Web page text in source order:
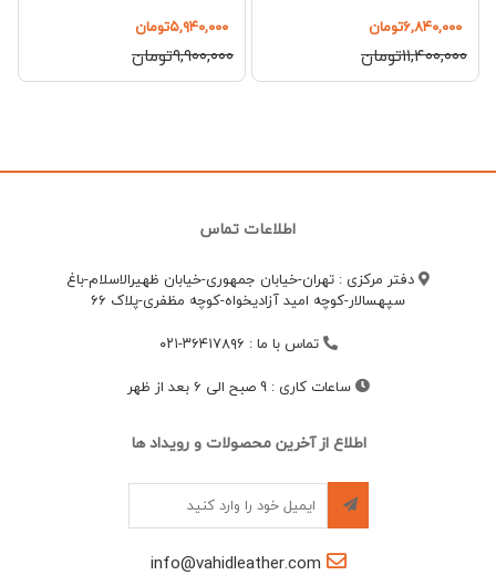
۶,۸۴۰,۰۰۰تومان
۱۱,۴۰۰,۰۰۰تومان
۵,۹۴۰,۰۰۰تومان
۹,۹۰۰,۰۰۰تومان
اطلاعات تماس
دفتر مرکزی : تهران-خیابان جمهوری-خیابان ظهیرالاسلام-باغ
سپهسالار-کوچه امید آزادیخواه-کوچه مظفری-پلاک 66
تماس با ما : ۳۶۴۱۷۸۹۶-۰۲۱
ساعات کاری : 9 صبح الی 6 بعد از ظهر
اطلاع از آخرین محصولات و رویداد ها
info@vahidleather.com